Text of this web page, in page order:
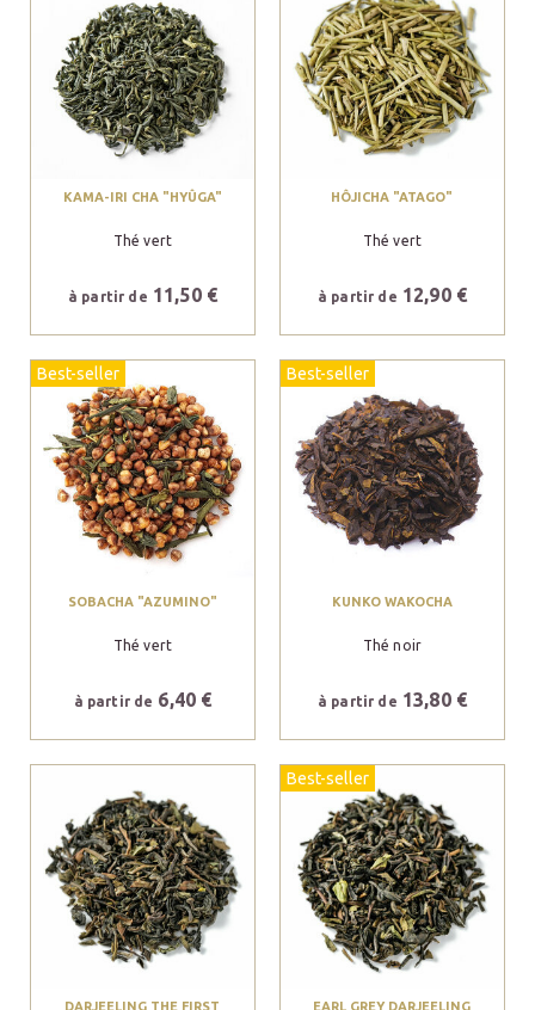
KAMA-IRI CHA "HYÛGA"
Thé vert
à partir de 11,50 €
HÔJICHA "ATAGO"
Thé vert
à partir de 12,90 €
Best-seller
SOBACHA "AZUMINO"
Thé vert
à partir de 6,40 €
Best-seller
KUNKO WAKOCHA
Thé noir
à partir de 13,80 €
DARJEELING THE FIRST
Best-seller
EARL GREY DARJEELING